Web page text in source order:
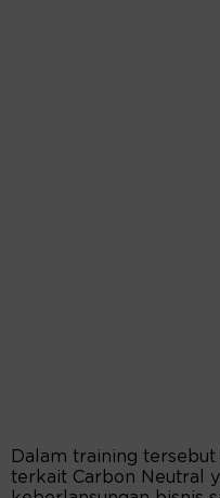
Dalam training
terkait Carbon Neutral